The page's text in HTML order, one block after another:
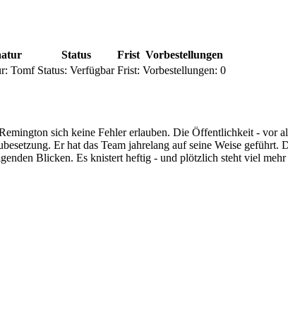
Status Frist Vorbestellungen
Tomf Status: Verfügbar Frist: Vorbestellungen: 0
sich keine Fehler erlauben. Die Öffentlichkeit - vor
Er hat das Team jahrelang auf seine Weise
Blicken. Es knistert heftig - und plötzlich steht viel